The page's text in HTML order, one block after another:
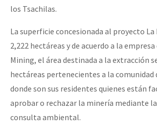
los Tsachilas.
La superficie concesionada al proyecto
2,222 hectáreas y de acuerdo a la
Mining, el área destinada a la extracción
hectáreas pertenecientes a la comunidad
donde son sus residentes quienes están
aprobar o rechazar la minería mediante
consulta ambiental.